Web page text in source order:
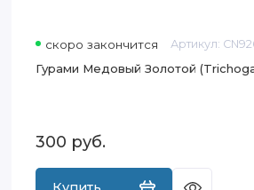
скоро закончится Артикул:
Гурами Медовый Золотой
300 руб.